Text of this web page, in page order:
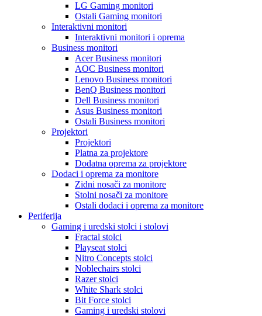
LG Gaming monitori
Ostali Gaming monitori
Interaktivni monitori
Interaktivni monitori i oprema
Business monitori
Acer Business monitori
AOC Business monitori
Lenovo Business monitori
BenQ Business monitori
Dell Business monitori
Asus Business monitori
Ostali Business monitori
Projektori
Projektori
Platna za projektore
Dodatna oprema za projektore
Dodaci i oprema za monitore
Zidni nosači za monitore
Stolni nosači za monitore
Ostali dodaci i oprema za monitore
Periferija
Gaming i uredski stolci i stolovi
Fractal stolci
Playseat stolci
Nitro Concepts stolci
Noblechairs stolci
Razer stolci
White Shark stolci
Bit Force stolci
Gaming i uredski stolovi